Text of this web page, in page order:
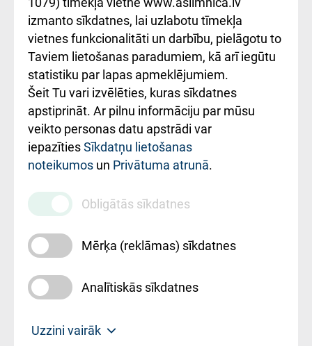
Kā pie mums nokļūt
Rēķinu apmaksas
ceļvedis
Rekvizīti un
ārstniecības
iestādes kods
010000234
Maksas
pakalpojumu
cenrādis
izmanto sīkdatnes, lai uzlabotu tīmekļa
vietnes funkcionalitāti un darbību, pielāgotu to
Taviem lietošanas paradumiem, kā arī iegūtu
statistiku par lapas apmeklējumiem.
Šeit Tu vari izvēlēties, kuras sīkdatnes
apstiprināt. Ar pilnu informāciju par mūsu
veikto personas datu apstrādi var
iepazītiesSīkdatņu lietošanas
noteikumos un Privātuma atrunā.
Obligātās sīkdatnes
Mērķa (reklāmas) sīkdatnes
Analītiskās sīkdatnes
Uzzini vairāk